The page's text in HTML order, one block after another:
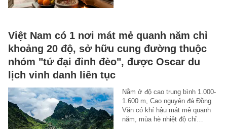
Việt Nam có 1 nơi mát mẻ quanh năm chỉ
khoảng 20 độ, sở hữu cung đường thuộc
nhóm "tứ đại đỉnh đèo", được Oscar du
lịch vinh danh liên tục
Nằm ở độ cao trung bình 1.000-
1.600 m, Cao nguyên đá Đồng
Văn có khí hậu mát mẻ quanh
năm, mùa hè nhiệt độ chỉ…